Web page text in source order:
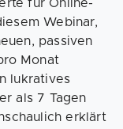
für Online-
Webinar,
passiven
Monat
lukratives
als 7 Tagen
erklärt